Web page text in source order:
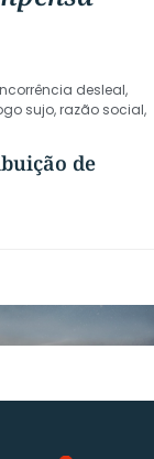
desleal,
sujo,razão social,
de